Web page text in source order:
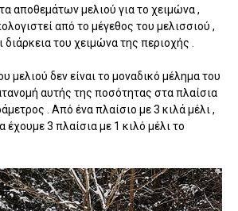
αποθεμάτων μελιού για το χειμώνα ,
από το μέγεθος του μελισσιού ,
διάρκεια του χειμώνα της περιοχής .
μελιού δεν είναι το μοναδικό μέλημα του
αυτής της ποσότητας στα πλαίσια
. Από ένα πλαίσιο με 3 κιλά μέλι ,
έχουμε 3 πλαίσια με 1 κιλό μέλι το